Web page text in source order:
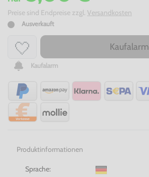
Preise sind Endpreise zzgl. Versandkosten
Ausverkauft
Kaufalarm
Kaufalarm
Produktinformationen
Sprache: